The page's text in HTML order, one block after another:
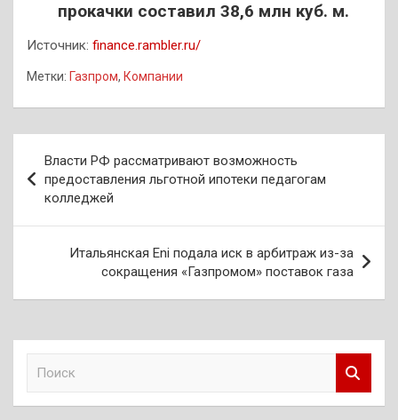
прокачки составил 38,6 млн куб. м.
Источник: finance.rambler.ru/
Метки: Газпром, Компании
по
записям
Власти РФ рассматривают возможность
предоставления льготной ипотеки педагогам
колледжей
Итальянская Eni подала иск в арбитраж из-за
сокращения «Газпромом» поставок газа